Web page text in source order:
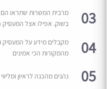
03
מרבית המשרות שתראו הם
בשוק. אפילו אצל המעסיק
04
מקבלים מידע על
מהמקורות הכי אמינים
05 נהנים מהכנה לראיון